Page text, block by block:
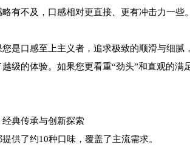
有不及，口感相对更直接、更有冲击力一些。
是口感至上主义者，追求极致的顺滑与细
级的体验。如果您更看重“劲头”和直观的
经典传承与创新探索
供了约10种口味，覆盖了主流需求。